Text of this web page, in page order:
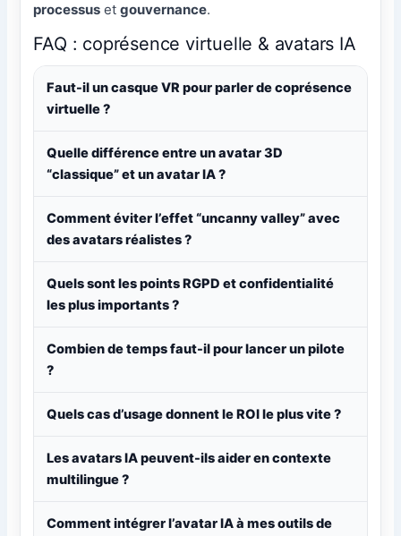
processus etgouvernance.
FAQ : coprésence virtuelle & avatars IA
Faut-il un casque VR pour parler de coprésence
virtuelle ?
Quelle différence entre un avatar 3D
“classique” et un avatar IA ?
Comment éviter l’effet “uncanny valley” avec
des avatars réalistes ?
Quels sont les points RGPD et confidentialité
les plus importants ?
Combien de temps faut-il pour lancer un pilote
?
Quels cas d’usage donnent le ROI le plus vite ?
Les avatars IA peuvent-ils aider en contexte
multilingue ?
Comment intégrer l’avatar IA à mes outils de